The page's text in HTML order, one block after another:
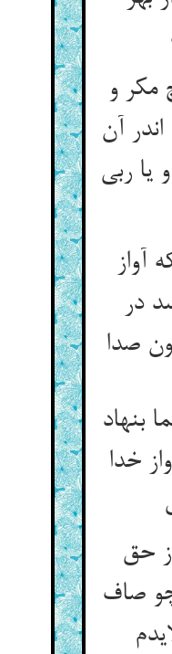
مکر و
آن
یا ربی
آواز
در
صدا
بنهاد
خدا
حق
صاف